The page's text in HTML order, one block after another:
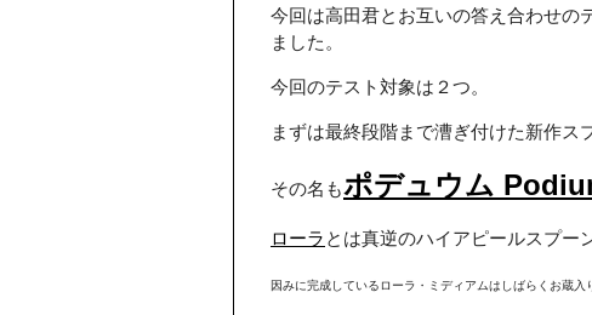
今回は高田君とお互いの答え合わせ
ました。
今回のテスト対象は２つ。
まずは最終段階まで漕ぎ付けた新作ス
その名もポデュウム
ローラ とは真逆のハイアピールスプー
因みに完成しているローラ・ミディアムはしばらくお蔵入